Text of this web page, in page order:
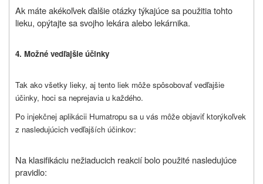
Ak máte akékoľvek ďalšie otázky týkajúce sa použitia tohto
lieku, opýtajte sa svojho lekára alebo lekárnika.
4. Možné vedľajšie účinky
Tak ako všetky lieky, aj tento liek môže spôsobovať vedľajšie
účinky, hoci sa neprejavia u každého.
Po injekčnej aplikácii Humatropu sa u vás môže objaviť ktorýkoľvek
z nasledujúcich vedľajších účinkov:
Na klasifikáciu nežiaducich reakcií bolo použité nasledujúce
pravidlo: